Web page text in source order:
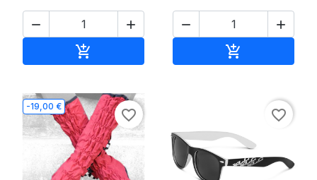
 

 

-19,00 €
favorite_border favorite_border